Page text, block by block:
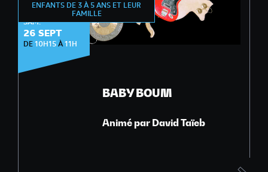
ÉVEIL MUSICAL
SAM.
26 SEPT
DE 10H15 À11H
ENFANTS DE 3 À 5 ANS ET LEUR
FAMILLE
BABY BOUM
Animé par David Taïeb